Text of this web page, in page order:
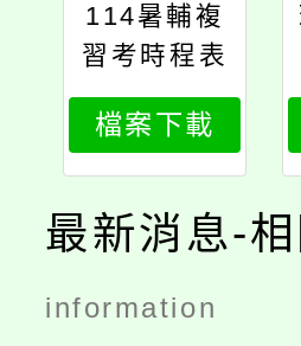
114暑輔複
習考時程表
檔案下載
最新消息-
information